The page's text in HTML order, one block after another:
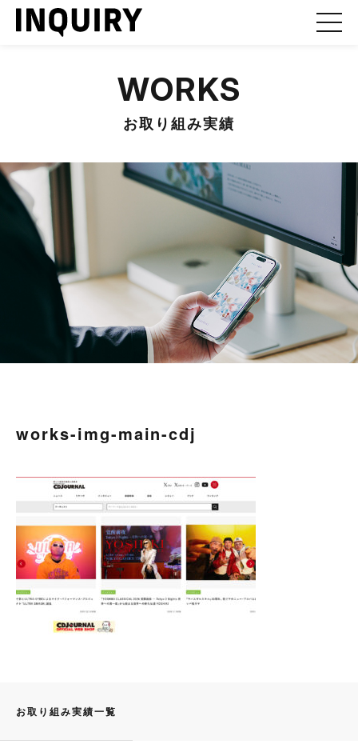
WORKS
お取り組み実績
works-img-main-cdj
お取り組み実績一覧